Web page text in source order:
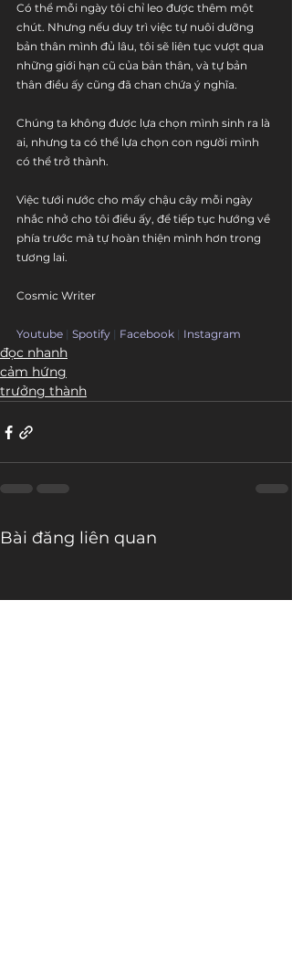
Có thể mỗi ngày tôi chỉ leo được thêm một
chút. Nhưng nếu duy trì việc tự nuôi dưỡng
bản thân mình đủ lâu, tôi sẽ liên tục vượt qua
những giới hạn cũ của bản thân, và tự bản
thân điều ấy cũng đã chan chứa ý nghĩa.
Chúng ta không được lựa chọn mình sinh ra là
ai, nhưng ta có thể lựa chọn con người mình
có thể trở thành.
Việc tưới nước cho mấy chậu cây mỗi ngày
nhắc nhở cho tôi điều ấy, để tiếp tục hướng về
phía trước mà tự hoàn thiện mình hơn trong
tương lai.
Cosmic Writer
Youtube | Spotify | Facebook | Instagram
đọc nhanh
cảm hứng
trưởng thành
Bài đăng liên quan